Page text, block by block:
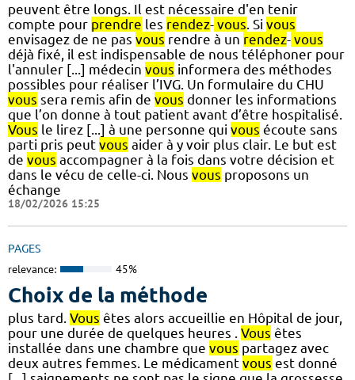
peuvent être longs. Il est nécessaire d'en tenir
compte pour prendre les rendez- vous. Si vous
envisagez de ne pas vous rendre à un rendez- vous
déjà fixé, il est indispensable de nous téléphoner pour
l'annuler [...] médecin vous informera des méthodes
possibles pour réaliser l’IVG. Un formulaire du CHU
vous sera remis afin de vous donner les informations
que l’on donne à tout patient avant d’être hospitalisé.
Vous le lirez [...] à une personne qui vous écoute sans
parti pris peut vous aider à y voir plus clair. Le but est
de vous accompagner à la fois dans votre décision et
dans le vécu de celle-ci. Nous vous proposons un
échange
18/02/2026 15:25
PAGES
relevance: 45%
Choix de la méthode
plus tard. Vous êtes alors accueillie en Hôpital de jour,
pour une durée de quelques heures . Vous êtes
installée dans une chambre que vous partagez avec
deux autres femmes. Le médicament vous est donné